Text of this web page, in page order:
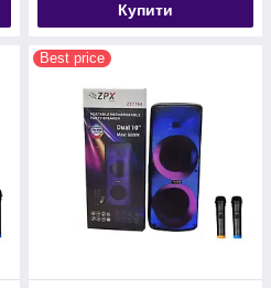
Купити
Best price